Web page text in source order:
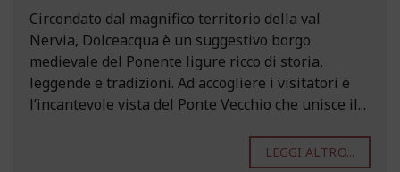
Circondato dal magnifico territorio della val
Nervia, Dolceacqua è un suggestivo borgo
medievale del Ponente ligure ricco di storia,
leggende e tradizioni. Ad accogliere i visitatori è
l’incantevole vista del Ponte Vecchio che unisce il...
LEGGI ALTRO...